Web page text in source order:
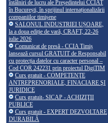
întâlniri de lucru ale Președintelui CCIAT
în București, în sprijinul internaționalizării
companiilor timișene
SALONUL INDUSTRIEI UȘOARE,
la a doua ediție de vară, CRAFT, 22-26
iulie 2026
Comunicat de presă - CCIA Timiș
lansează cursul GRATUIT de Responsabil
cu protecția datelor cu caracter personal –
Cod COR 242231 prin proiectul DigiTIM
Curs gratuit - COMPETENŢE
ANTREPRENORIALE, FINACIARE ŞI
JURIDICE
Curs gratuit- SICAP - ACHIZIŢII
PUBLICE
Curs gratuit - EXPERT DEZVOLTARE
DURABILĂ